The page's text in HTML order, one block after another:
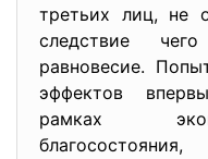
третьих лиц, не
следствие
равновесие.
эффектов
рамках